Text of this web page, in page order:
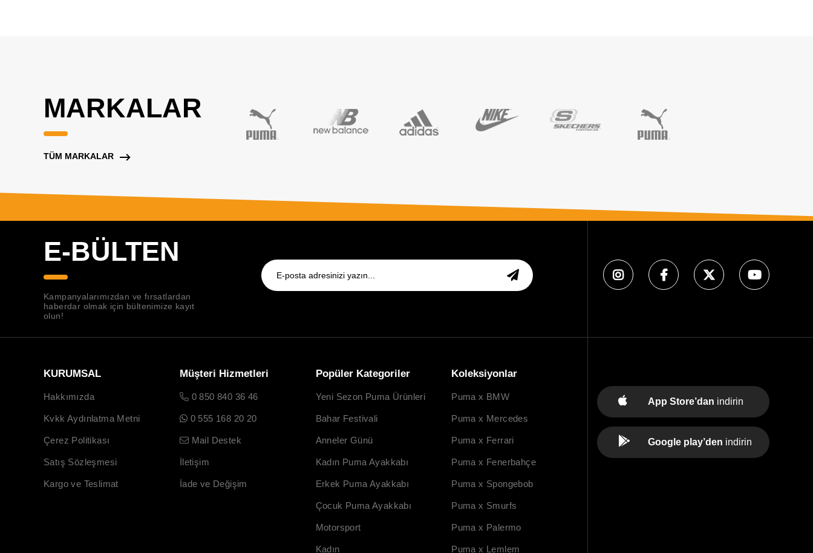
MARKALAR
TÜM MARKALAR
E-BÜLTEN
Kampanyalarımızdan ve fırsatlardan
haberdar olmak için bültenimize kayıt
olun!
KURUMSAL
Hakkımızda
Kvkk Aydınlatma Metni
Çerez Politikası
Satış Sözleşmesi
Kargo ve Teslimat
Müşteri Hizmetleri
0 850 840 36 46
0 555 168 20 20
Mail Destek
İletişim
İade ve Değişim
Popüler Kategoriler
Yeni Sezon Puma Ürünleri
Bahar Festivali
Anneler Günü
Kadın Puma Ayakkabı
Erkek Puma Ayakkabı
Çocuk Puma Ayakkabı
Motorsport
Kadın
Koleksiyonlar
Puma x BMW
Puma x Mercedes
Puma x Ferrari
Puma x Fenerbahçe
Puma x Spongebob
Puma x Smurfs
Puma x Palermo
Puma x Lemlem
App Store’dan indirin
Google play’den indirin